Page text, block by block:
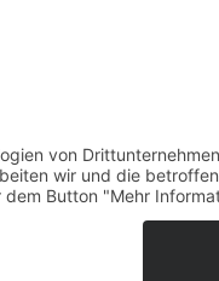
im Landhandel für
entsprechen dem